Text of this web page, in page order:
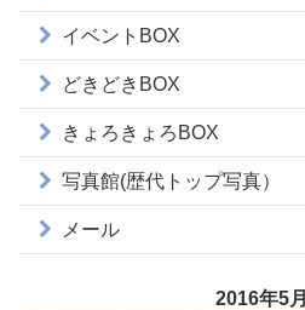
イベントBOX
どきどきBOX
きょろきょろBOX
写真館(歴代トップ写真）
メール
2016年5月